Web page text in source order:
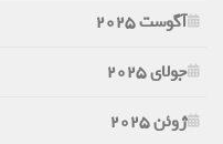
آگوست 2025
جولای 2025
ژوئن 2025